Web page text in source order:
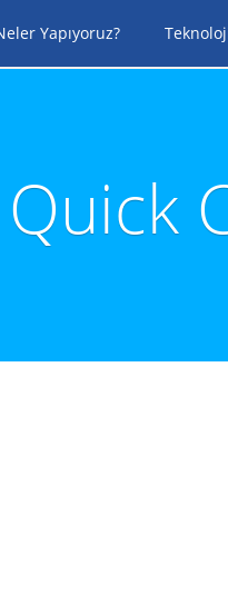
Yapıyoruz?
Quick